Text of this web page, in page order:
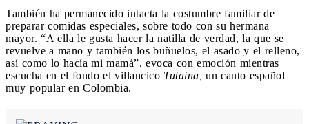
También ha permanecido intacta la costumbre familiar de
preparar comidas especiales, sobre todo con su hermana
mayor. “A ella le gusta hacer la natilla de verdad, la que se
revuelve a mano y también los buñuelos, el asado y el relleno,
así como lo hacía mi mamá”, evoca con emoción mientras
escucha en el fondo el villancico Tutaina, un canto español
muy popular en Colombia.